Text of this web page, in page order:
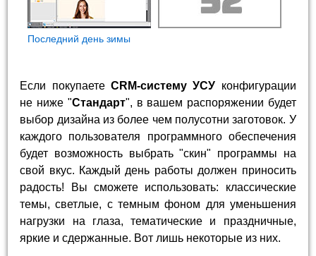
Последний день зимы
Если покупаете CRM-систему УСУ конфигурации
не ниже "Стандарт", в вашем распоряжении будет
выбор дизайна из более чем полусотни заготовок. У
каждого пользователя программного обеспечения
будет возможность выбрать "скин" программы на
свой вкус. Каждый день работы должен приносить
радость! Вы сможете использовать: классические
темы, светлые, с темным фоном для уменьшения
нагрузки на глаза, тематические и праздничные,
яркие и сдержанные. Вот лишь некоторые из них.